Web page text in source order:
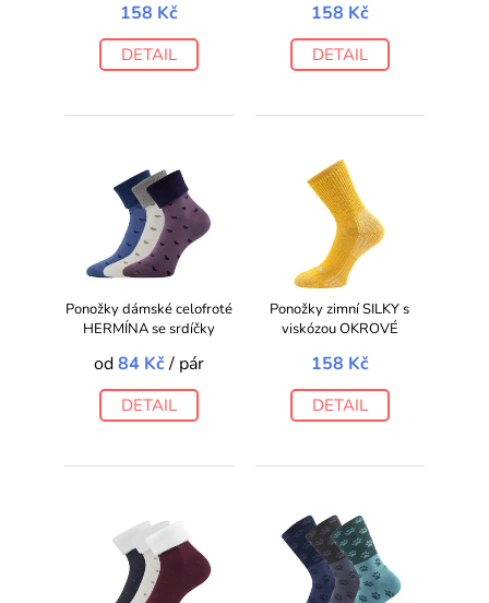
158 Kč
DETAIL
158 Kč
DETAIL
Ponožky dámské celofroté
HERMÍNA se srdíčky
od84 Kč/ pár
DETAIL
Ponožky zimní SILKY s
viskózou OKROVÉ
158 Kč
DETAIL